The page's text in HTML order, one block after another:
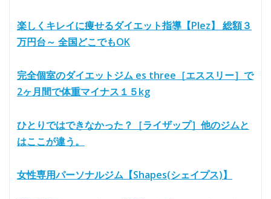
楽しくキレイに痩せるダイエット指導【Plez】 総額３
万円台～ 全国どこでもOK
完全個室のダイエットジム es three［エススリー］で
2ヶ月間で体重マイナス１５kg
ひとりではできなかった？［ライザップ］他のジムと
はここが違う。
女性専用パーソナルジム【Shapes(シェイプス)】